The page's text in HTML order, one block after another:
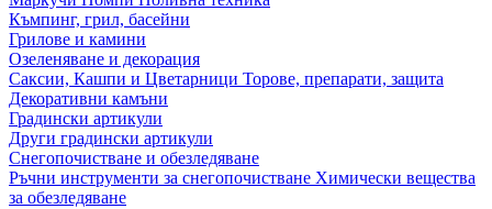
Къмпинг, грил, басейни
Грилове и камини
Озеленяване и декорация
Саксии, Кашпи и Цветарници Торове, препарати, защита
Декоративни камъни
Градински артикули
Други градински артикули
Снегопочистване и обезледяване
Ръчни инструменти за снегопочистване Химически вещества
за обезледяване